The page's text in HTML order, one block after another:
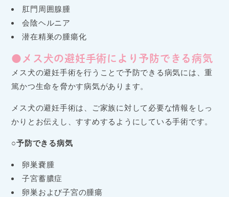
肛門周囲腺腫
会陰ヘルニア
潜在精巣の腫瘍化
●メス犬の避妊手術により予防できる病気
メス犬の避妊手術を行うことで予防できる病気には、重
篤かつ生命を脅かす病気があります。
メス犬の避妊手術は、ご家族に対して必要な情報をしっ
かりとお伝えし、すすめするようにしている手術です。
○予防できる病気
卵巣嚢腫
子宮蓄膿症
卵巣および子宮の腫瘍